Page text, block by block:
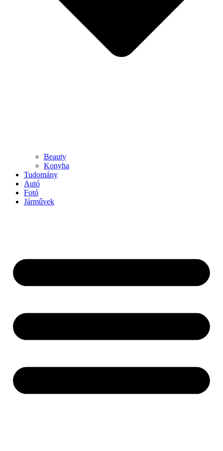
Beauty
Konyha
Tudomány
Autó
Fotó
Járművek